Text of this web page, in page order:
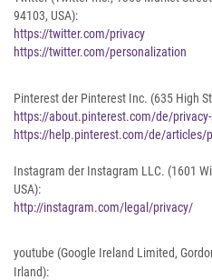
94103, USA):
https://twitter.com/privacy
https://twitter.com/personalization
Pinterest der Pinterest Inc. (635 High
https://about.pinterest.com/de/
https://help.pinterest.com/de/articles/
Instagram der Instagram LLC. (1601
USA):
http://instagram.com/legal/privacy/
youtube (Google Ireland Limited,
Irland):